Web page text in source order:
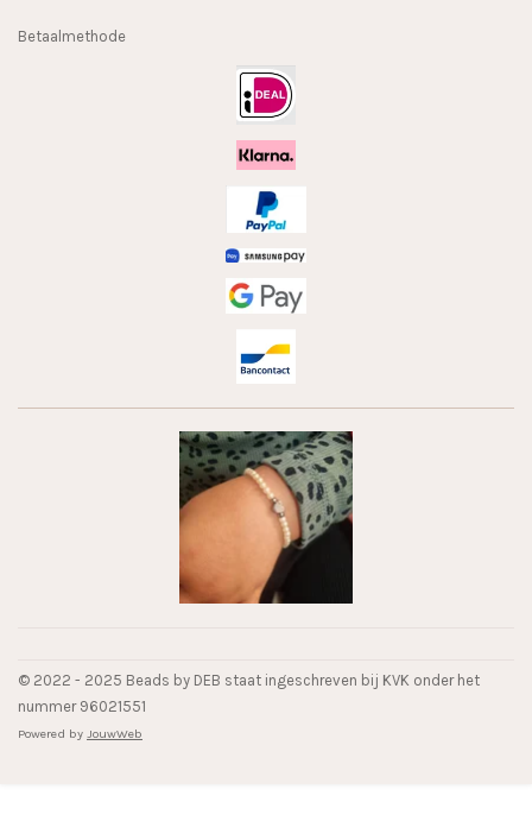
Betaalmethode
© 2022 - 2025 Beads by DEB staat ingeschreven bij KVK onder het
nummer 96021551
Powered by JouwWeb